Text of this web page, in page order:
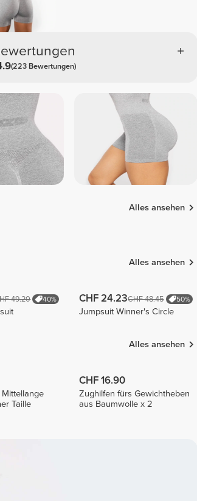
(223 Bewertungen)
Alles ansehen
5
Alles ansehen
49.20 40% CHF 24.23CHF 48.45 50%
Jumpsuit Winner's Circle
Alles ansehen
Taille
CHF 16.90
Zughilfen fürs Gewichtheben
aus Baumwolle x 2